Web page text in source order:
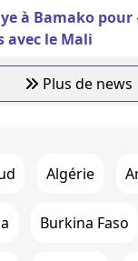
à Bamako
avec le Mali
Plus de news
Algérie
Burkina Faso